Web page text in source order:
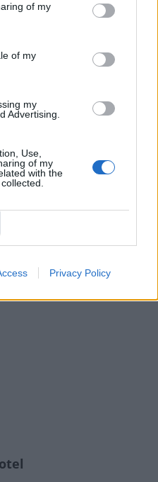
of my
of my
my
Advertising.
Use,
of my
with the
Privacy Policy